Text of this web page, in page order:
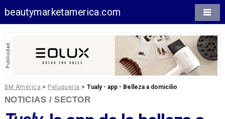
beautymarketamerica.com
BM América > Peluquería > Tualy - app - Belleza a domicilio
NOTICIAS / SECTOR